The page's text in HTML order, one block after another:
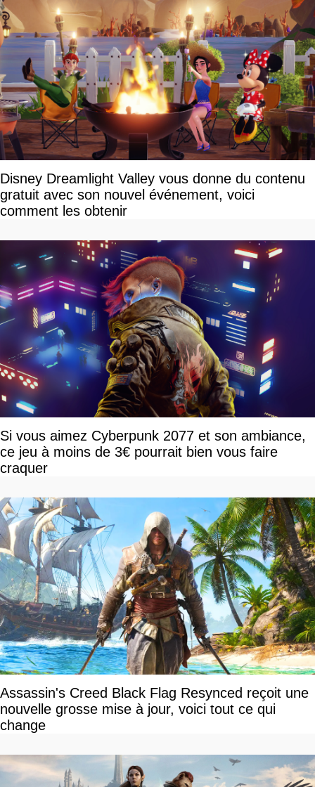
Disney Dreamlight Valley vous donne du contenu
gratuit avec son nouvel événement, voici
comment les obtenir
Si vous aimez Cyberpunk 2077 et son ambiance,
ce jeu à moins de 3€ pourrait bien vous faire
craquer
Assassin's Creed Black Flag Resynced reçoit une
nouvelle grosse mise à jour, voici tout ce qui
change